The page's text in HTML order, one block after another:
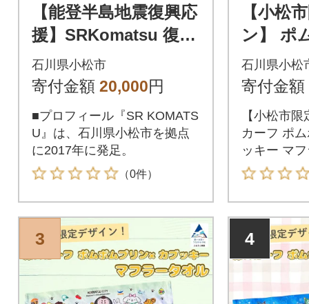
【能登半島地震復興応
援】SRKomatsu 復興
クラブタオルマフラ
ー
石川県小松市
寄付金額 20,000円
■プロフィール『SR KOMATS
U』は、石川県小松市を拠点
に2017年に発足。
（0件）
【小松
ン】 ポ
×カブッ
タオル2
石川県小松
寄付金額
【小松市
カーフ ポ
ッキー マ
3 4